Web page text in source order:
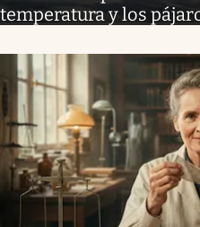
temperatura y los